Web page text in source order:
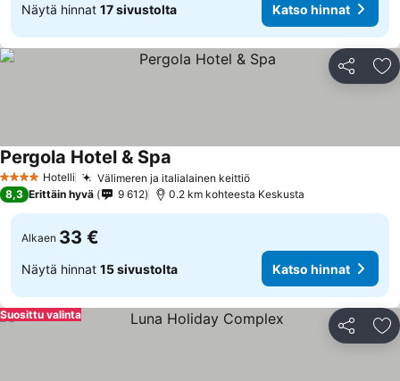
Näytä hinnat 17 sivustolta Katso hinnat
Jaa
4 Tähtiluokitus
Hotelli Välimeren ja italialainen keittiö
Pergola Hotel & Spa
8,3 Erittäin hyvä 9 612 0.2 km kohteesta Keskusta
Alkaen 33 €
Näytä hinnat 15 sivustolta Katso hinnat
Jaa
Suosittu valinta